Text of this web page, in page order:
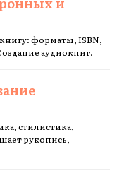
форматы, ISBN,
аудиокниг.
стилистика,
рукопись,